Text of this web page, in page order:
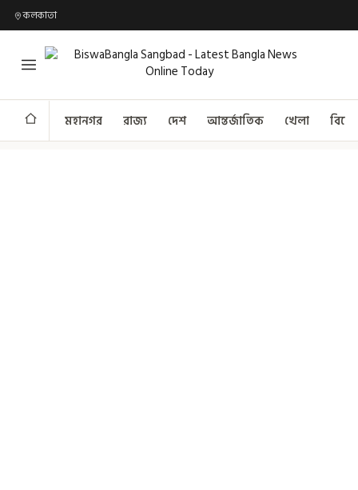
কলকাতা
মহানগর রাজ্য দেশ আন্তর্জাতিক খেলা